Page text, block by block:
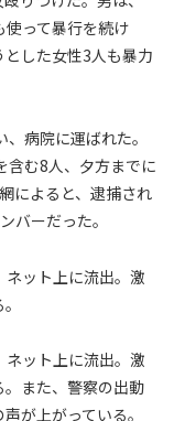
って暴行を続け
した女性3人も暴力
病院に運ばれた。
含む8人、夕方までに
によると、逮捕され
バーだった。
ット上に流出。激
ット上に流出。激
。また、警察の出動
が上がっている。